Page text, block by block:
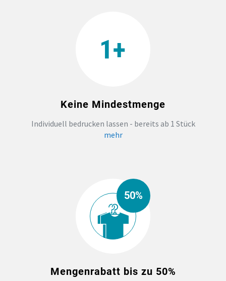
Keine Mindestmenge
Individuell bedrucken lassen - bereits ab 1 Stück
mehr
50%
Mengenrabatt bis zu 50%